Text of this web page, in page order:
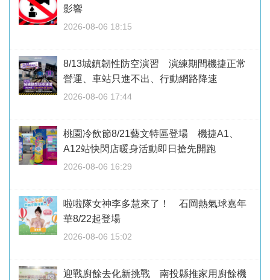
影響
2026-08-06 18:15
8/13城鎮韌性防空演習 演練期間機捷正常
營運、車站只進不出、行動網路降速
2026-08-06 17:44
桃園冷飲節8/21藝文特區登場 機捷A1、
A12站快閃店暖身活動即日搶先開跑
2026-08-06 16:29
啦啦隊女神李多慧來了！ 石岡熱氣球嘉年
華8/22起登場
2026-08-06 15:02
迎戰廚餘去化新挑戰 南投縣推家用廚餘機